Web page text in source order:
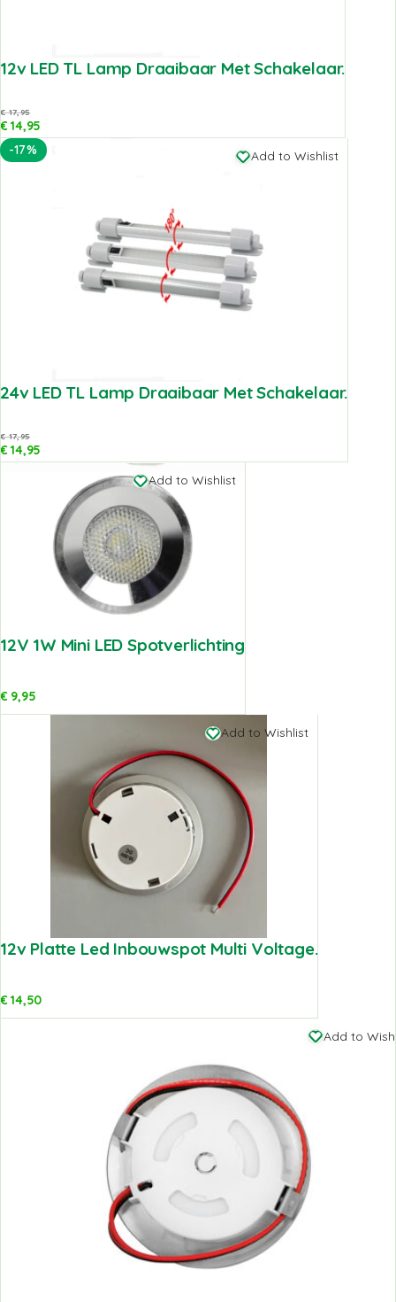
12v LED TL Lamp Draaibaar Met Schakelaar.
€17,95
€14,95
-17%
Add to Wishlist
24v LED TL Lamp Draaibaar Met Schakelaar.
€17,95
€14,95
Add to Wishlist
12V 1W Mini LED Spotverlichting
€9,95
Add to Wishlist
12v Platte Led Inbouwspot Multi Voltage.
€14,50
Add to